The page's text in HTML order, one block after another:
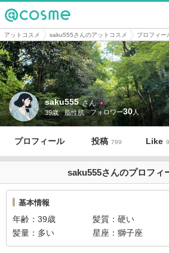
@cosme
アットコスメ saku555さんのアットコスメ プロフィー
saku555 さん
39歳 脂性肌 30
プロフィール 投稿 799 Like
saku555さんのプロフィ
基本情報
年齢 39歳 髪質 硬い
髪量
多い 星座 獅子座